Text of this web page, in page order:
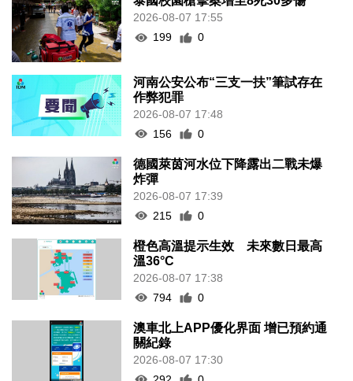
2026-08-07 17:55
199
0
河南公安公布“三支一扶”筆試存在
作弊犯罪
2026-08-07 17:48
156
0
德國萊茵河水位下降露出二戰未爆
炸彈
2026-08-07 17:39
215
0
橙色高溫提示生效 未來數日最高
溫36°C
2026-08-07 17:38
794
0
澳車北上APP優化界面 增已預約通
關紀錄
2026-08-07 17:30